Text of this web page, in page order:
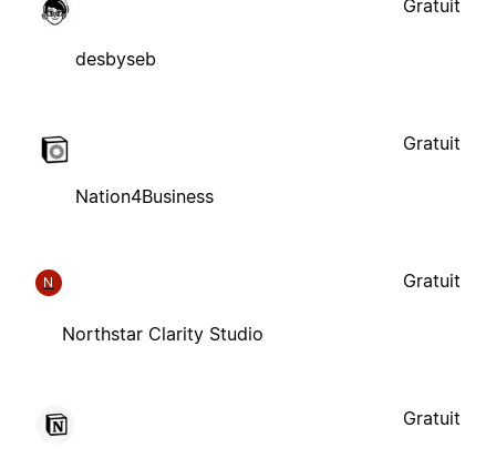
desbyseb
Gratuit
Nation4Business
Gratuit
N
Northstar Clarity Studio
Gratuit
Gratuit